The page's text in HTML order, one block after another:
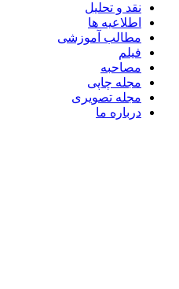
نقد و تحلیل
اطلاعیه ها
مطالب آموزشی
فیلم
مصاحبه
مجله چاپی
مجله تصویری
درباره ما